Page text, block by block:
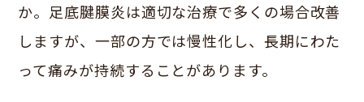
か。足底腱膜炎は適切な治療で多くの場合改善
しますが、一部の方では慢性化し、長期にわた
って痛みが持続することがあります。